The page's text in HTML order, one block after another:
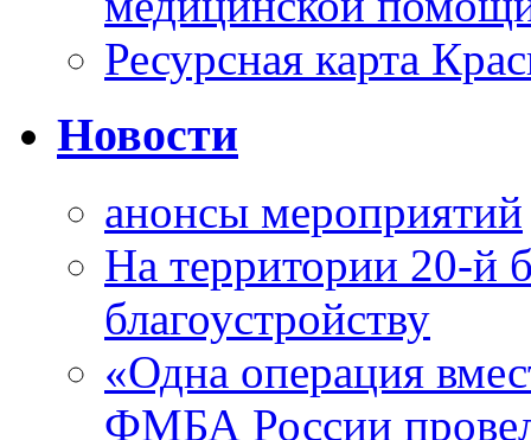
Ресурсная карта
Новости
анонсы мероприятий
На территории 20-й
благоустройству
«Одна операция
ФМБА России